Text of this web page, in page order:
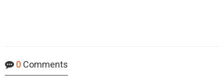
0 Comments